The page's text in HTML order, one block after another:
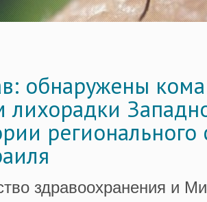
обнаружены
лихорадки
регионального
здравоохранения и